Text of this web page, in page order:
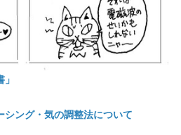
シング・気の調整法について